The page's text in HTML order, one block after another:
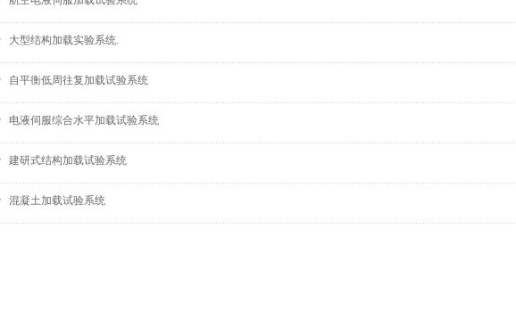
大型结构加载实验系统.
自平衡低周往复加载试验系统
电液伺服综合水平加载试验系统
建研式结构加载试验系统
混凝土加载试验系统